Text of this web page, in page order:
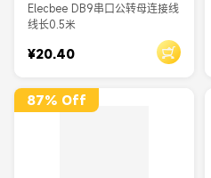
Elecbee DB9串口公转母连接线
线长0.5米
¥20.40
87% Off